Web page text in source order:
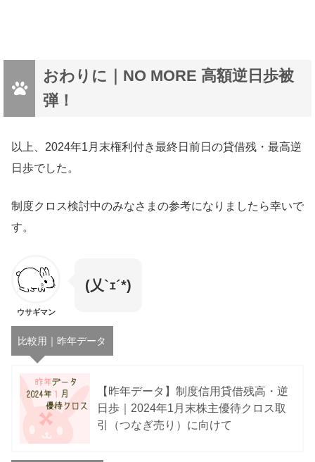
おわりに｜NO MORE 高額逆日歩被
弾！
以上、2024年1月末権利付き最終日前日の貸借残・最高逆
日歩でした。
制度クロス検討中のみなさまの参考になりましたら幸いで
す。
ウサギマン
(乂`ｪ´*)
比較用｜昨年データ
【昨年データ】制度信用貸借残高・逆
日歩｜2024年1月末株主優待クロス取
引（つなぎ売り）に向けて